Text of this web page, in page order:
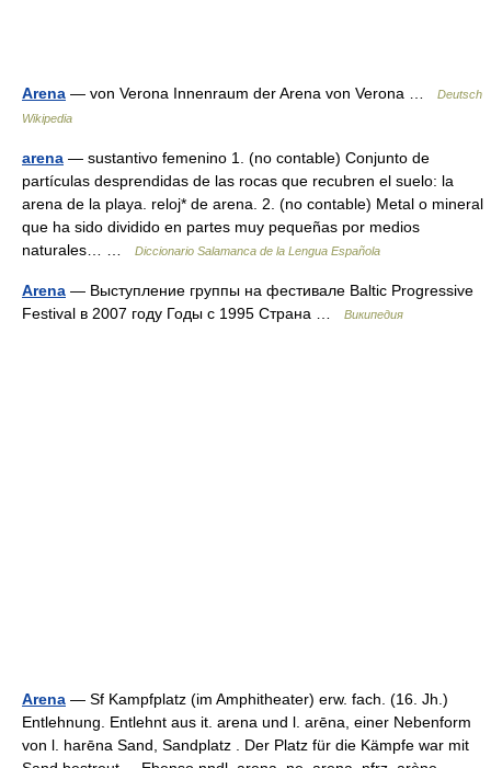
Arena — von Verona Innenraum der Arena von Verona …
Deutsch
Wikipedia
arena — sustantivo femenino 1. (no contable) Conjunto de
partículas desprendidas de las rocas que recubren el suelo: la
arena de la playa. reloj* de arena. 2. (no contable) Metal o mineral
que ha sido dividido en partes muy pequeñas por medios
naturales… …
Diccionario Salamanca de la Lengua Española
Arena — Выступление группы на фестивале Baltic Progressive
Festival в 2007 году Годы с 1995 Страна …
Википедия
Arena — Sf Kampfplatz (im Amphitheater) erw. fach. (16. Jh.)
Entlehnung. Entlehnt aus it. arena und l. arēna, einer Nebenform
von l. harēna Sand, Sandplatz . Der Platz für die Kämpfe war mit